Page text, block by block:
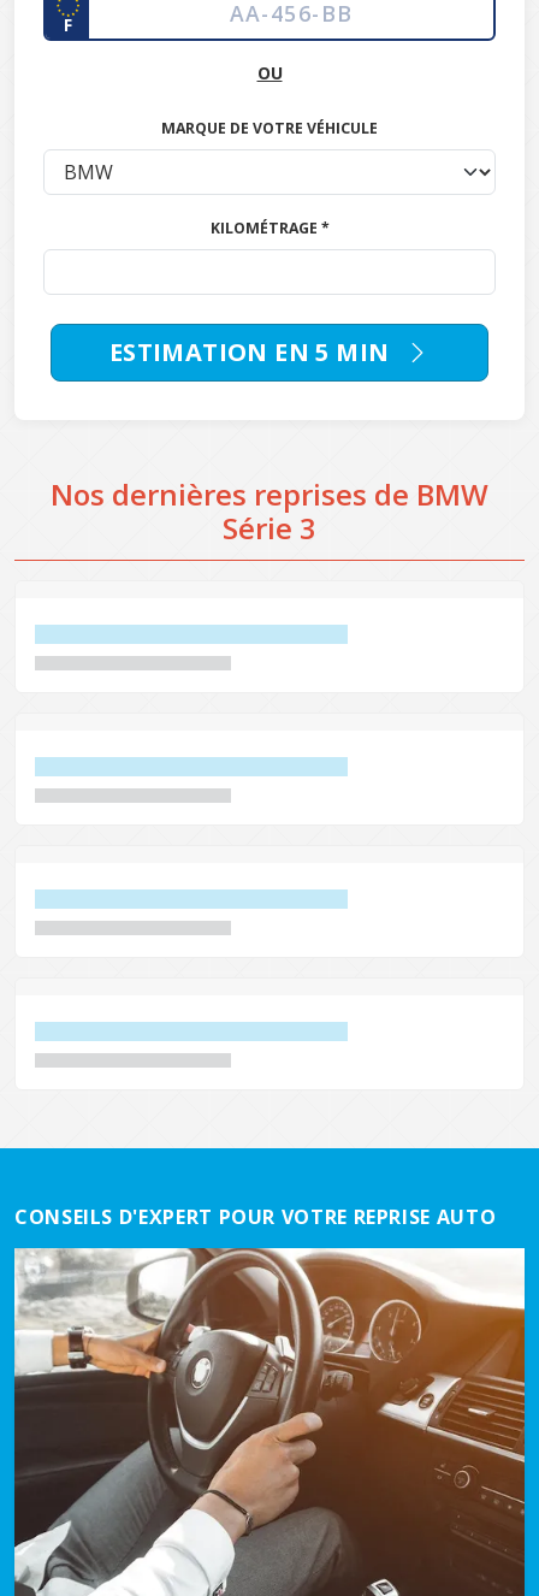
F
OU
MARQUE DE VOTRE VÉHICULE
KILOMÉTRAGE *
ESTIMATION EN 5 MIN
Nos dernières reprises de BMW
Série 3
CONSEILS D'EXPERT POUR VOTRE REPRISE AUTO